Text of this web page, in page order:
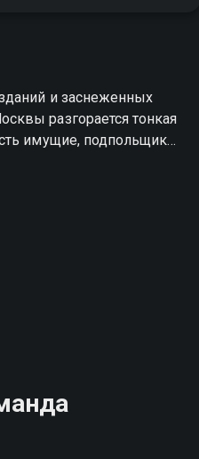
и заснеженных
разгорается тонкая
имущие, подпольщики,
с тайнами. За
отправной
каждое решение может
— смотрите